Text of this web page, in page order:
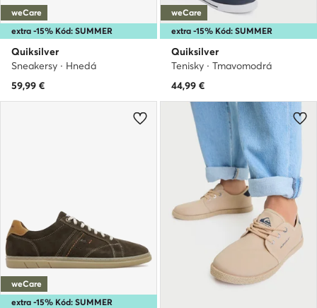
extra -15% Kód: SUMMER
weCare
Quiksilver
Sneakersy · Hnedá
59,99 €
extra -15% Kód: SUMMER
weCare
Quiksilver
Tenisky · Tmavomodrá
44,99 €
extra -15% Kód: SUMMER
weCare